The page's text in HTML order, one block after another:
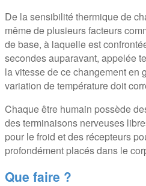
De la sensibilité thermique de
même de plusieurs facteurs
de base, à laquelle est
secondes auparavant, appelée
la vitesse de ce changement en
variation de température doit
Chaque être humain possède
des terminaisons nerveuses
pour le froid et des récepteurs
profondément placés dans le
Que faire ?